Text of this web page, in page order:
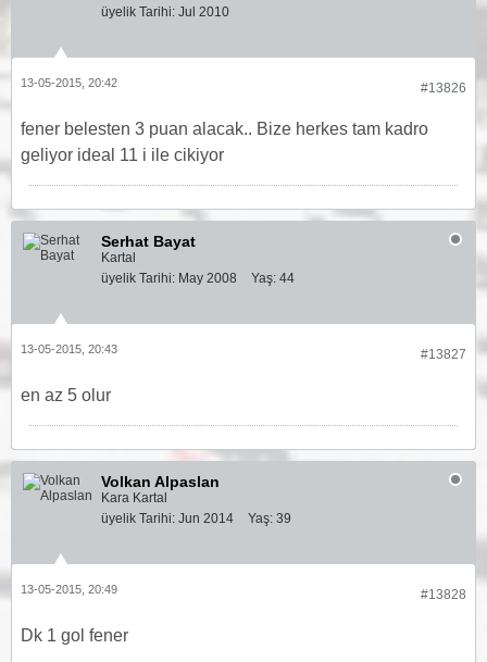
üyelik Tarihi: Jul 2010
#13826
13-05-2015, 20:42
fener belesten 3 puan alacak.. Bize herkes tam kadro
geliyor ideal 11 i ile cikiyor
Serhat Bayat
Kartal
üyelik Tarihi: May 2008 Yaş: 44
#13827
13-05-2015, 20:43
en az 5 olur
Volkan Alpaslan
Kara Kartal
üyelik Tarihi: Jun 2014 Yaş: 39
#13828
13-05-2015, 20:49
Dk 1 gol fener